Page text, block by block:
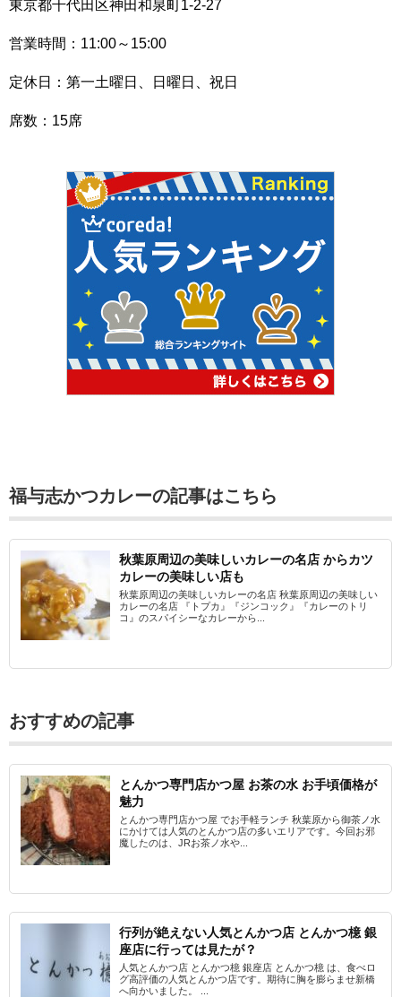
東京都千代田区神田和泉町1-2-27
営業時間：11:00～15:00
定休日：第一土曜日、日曜日、祝日
席数：15席
福与志かつカレーの記事はこちら
秋葉原周辺の美味しいカレーの名店 からカツ
カレーの美味しい店も
秋葉原周辺の美味しいカレーの名店 秋葉原周辺の美味しい
カレーの名店 『トプカ』『ジンコック』『カレーのトリ
コ』のスパイシーなカレーから...
おすすめの記事
とんかつ専門店かつ屋 お茶の水 お手頃価格が
魅力
とんかつ専門店かつ屋 でお手軽ランチ 秋葉原から御茶ノ水
にかけては人気のとんかつ店の多いエリアです。今回お邪
魔したのは、JRお茶ノ水や...
行列が絶えない人気とんかつ店 とんかつ檍 銀
座店に行っては見たが？
人気とんかつ店 とんかつ檍 銀座店 とんかつ檍 は、食べロ
グ高評価の人気とんかつ店です。期待に胸を膨らませ新橋
へ向かいました。 ...